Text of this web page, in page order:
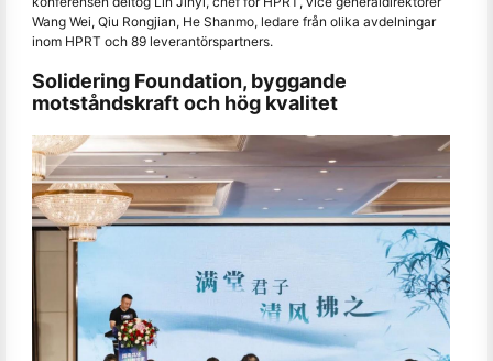
Wang Wei, Qiu Rongjian, He Shanmo, ledare från olika avdelningar
inom HPRT och 89 leverantörspartners.
Solidering Foundation, byggande
motståndskraft och hög kvalitet